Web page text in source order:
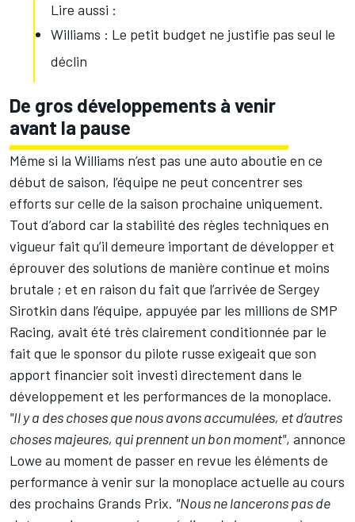
Lire aussi :
Williams : Le petit budget ne justifie pas seul le
déclin
De gros développements à venir
avant la pause
Même si la Williams n’est pas une auto aboutie en ce
début de saison, l’équipe ne peut concentrer ses
efforts sur celle de la saison prochaine uniquement.
Tout d’abord car la stabilité des règles techniques en
vigueur fait qu’il demeure important de développer et
éprouver des solutions de manière continue et moins
brutale ; et en raison du fait que l’arrivée de Sergey
Sirotkin dans l’équipe, appuyée par les millions de SMP
Racing, avait été très clairement conditionnée par le
fait que le sponsor du pilote russe exigeait que son
apport financier soit investi directement dans le
développement et les performances de la monoplace.
"Il y a des choses que nous avons accumulées, et d’autres
choses majeures, qui prennent un bon moment", annonce
Lowe au moment de passer en revue les éléments de
performance à venir sur la monoplace actuelle au cours
des prochains Grands Prix. "Nous ne lancerons pas de